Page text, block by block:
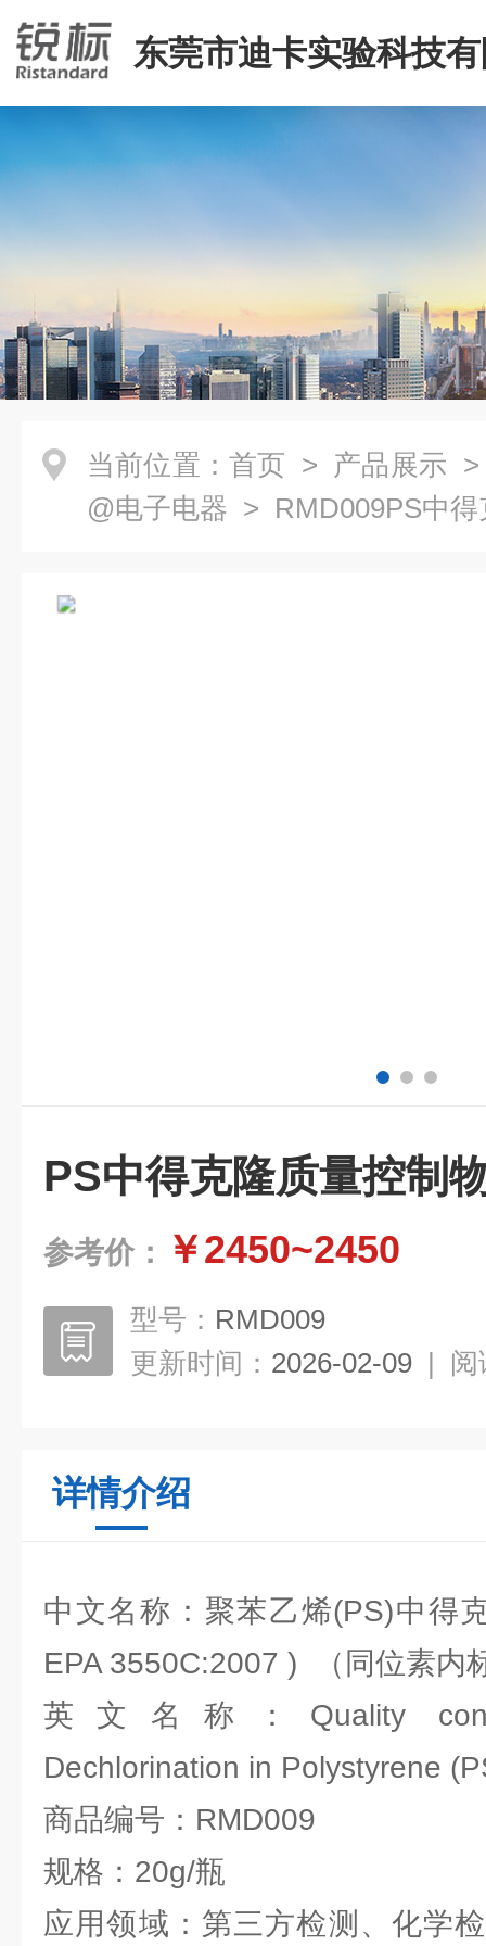
东莞市迪卡实验科技
当前位置： 首页 > 产品展示
@电子电器 > RMD009PS中
PS中得克隆质量控制
参考价： ￥2450~2450
型号： RMD009
更新时间： 2026-02-09 | 阅
详情介绍
中文名称：聚苯乙烯(PS)中得
EPA 3550C:2007 ) （同位素内
英文名称：Quality
Dechlorination in Polystyrene
商品编号：RMD009
规格：20g/瓶
应用领域：第三方检测、化学